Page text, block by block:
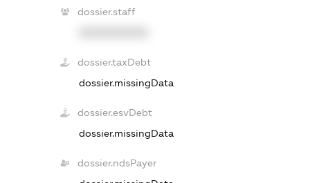
dossier.staff
dossier.taxDebt
dossier.missingData
dossier.esvDebt
dossier.missingData
dossier.ndsPayer